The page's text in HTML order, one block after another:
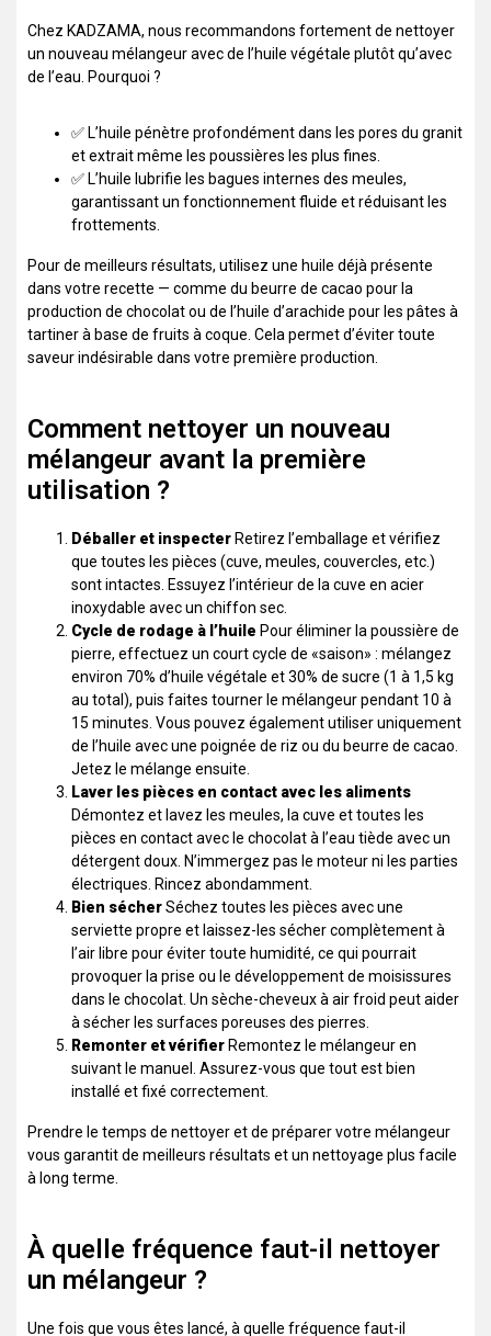
Chez KADZAMA, nous recommandons fortement de nettoyer
un nouveau mélangeur avec de l’huile végétale plutôt qu’avec
de l’eau. Pourquoi ?
✅ L’huile pénètre profondément dans les pores du granit
et extrait même les poussières les plus fines.
✅ L’huile lubrifie les bagues internes des meules,
garantissant un fonctionnement fluide et réduisant les
frottements.
Pour de meilleurs résultats, utilisez une huile déjà présente
dans votre recette — comme du beurre de cacao pour la
production de chocolat ou de l’huile d’arachide pour les pâtes à
tartiner à base de fruits à coque. Cela permet d’éviter toute
saveur indésirable dans votre première production.
Comment nettoyer un nouveau
mélangeur avant la première
utilisation ?
Déballer et inspecter Retirez l’emballage et vérifiez
que toutes les pièces (cuve, meules, couvercles, etc.)
sont intactes. Essuyez l’intérieur de la cuve en acier
inoxydable avec un chiffon sec.
Cycle de rodage à l’huile Pour éliminer la poussière de
pierre, effectuez un court cycle de «saison» : mélangez
environ 70% d’huile végétale et 30% de sucre (1 à 1,5 kg
au total), puis faites tourner le mélangeur pendant 10 à
15 minutes. Vous pouvez également utiliser uniquement
de l’huile avec une poignée de riz ou du beurre de cacao.
Jetez le mélange ensuite.
Laver les pièces en contact avec les aliments
Démontez et lavez les meules, la cuve et toutes les
pièces en contact avec le chocolat à l’eau tiède avec un
détergent doux. N’immergez pas le moteur ni les parties
électriques. Rincez abondamment.
Bien sécherSéchez toutes les pièces avec une
serviette propre et laissez-les sécher complètement à
l’air libre pour éviter toute humidité, ce qui pourrait
provoquer la prise ou le développement de moisissures
dans le chocolat. Un sèche-cheveux à air froid peut aider
à sécher les surfaces poreuses des pierres.
Remonter et vérifier Remontez le mélangeur en
suivant le manuel. Assurez-vous que tout est bien
installé et fixé correctement.
Prendre le temps de nettoyer et de préparer votre mélangeur
vous garantit de meilleurs résultats et un nettoyage plus facile
à long terme.
À quelle fréquence faut-il nettoyer
un mélangeur ?
Une fois que vous êtes lancé, à quelle fréquence faut-il